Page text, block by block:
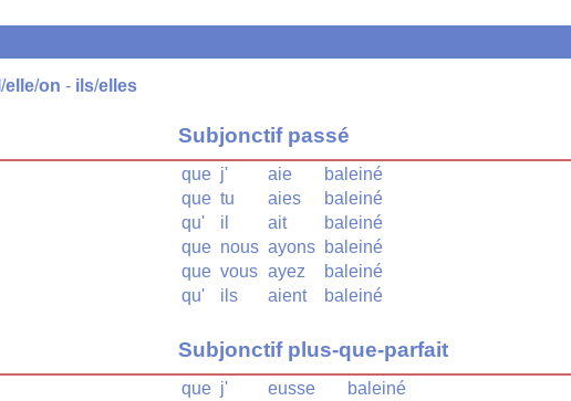
/elle/on - ils/elles
Subjonctif passé
que j' aie
baleiné
que tu aies
baleiné
qu'
il ait
baleiné
que nous ayons baleiné
que vous ayez
baleiné
qu'
ils aient baleiné
Subjonctif plus-que-parfait
que j' eusse
baleiné